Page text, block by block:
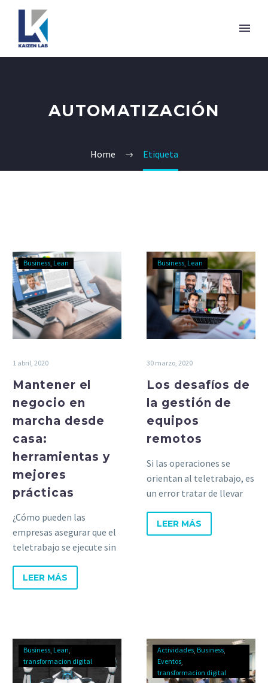
AUTOMATIZACIÓN
Home Etiqueta
Business Lean
1 abril, 2020
Mantener el
negocio en
marcha desde
casa:
herramientas y
mejores
prácticas
¿Cómo pueden las
empresas asegurar que el
teletrabajo se ejecute sin
calidad y la motivación del
equipo?
LEER MÁS
Business Lean
30 marzo, 2020
Los desafíos de
la gestión de
equipos
remotos
Si las operaciones se
orientan al teletrabajo, es
un error tratar de llevar
reproducirlas en el espacio
remoto.
LEER MÁS
Business Lean
transformacion digital
Actividades Business
Eventos
transformacion digital